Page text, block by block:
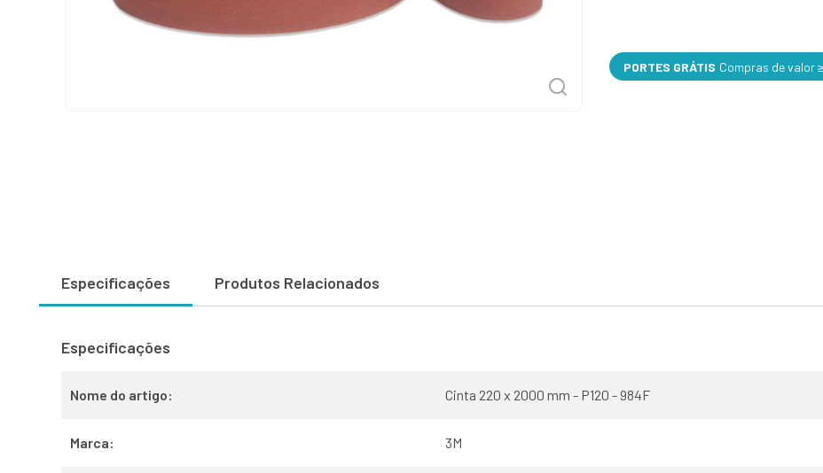
PORTES GRÁTIS Compras de valor
Especificações Produtos Relacionados
Especificações
Nome do artigo: Cinta 220 x 2000 mm - P120 - 984F
Marca: 3M